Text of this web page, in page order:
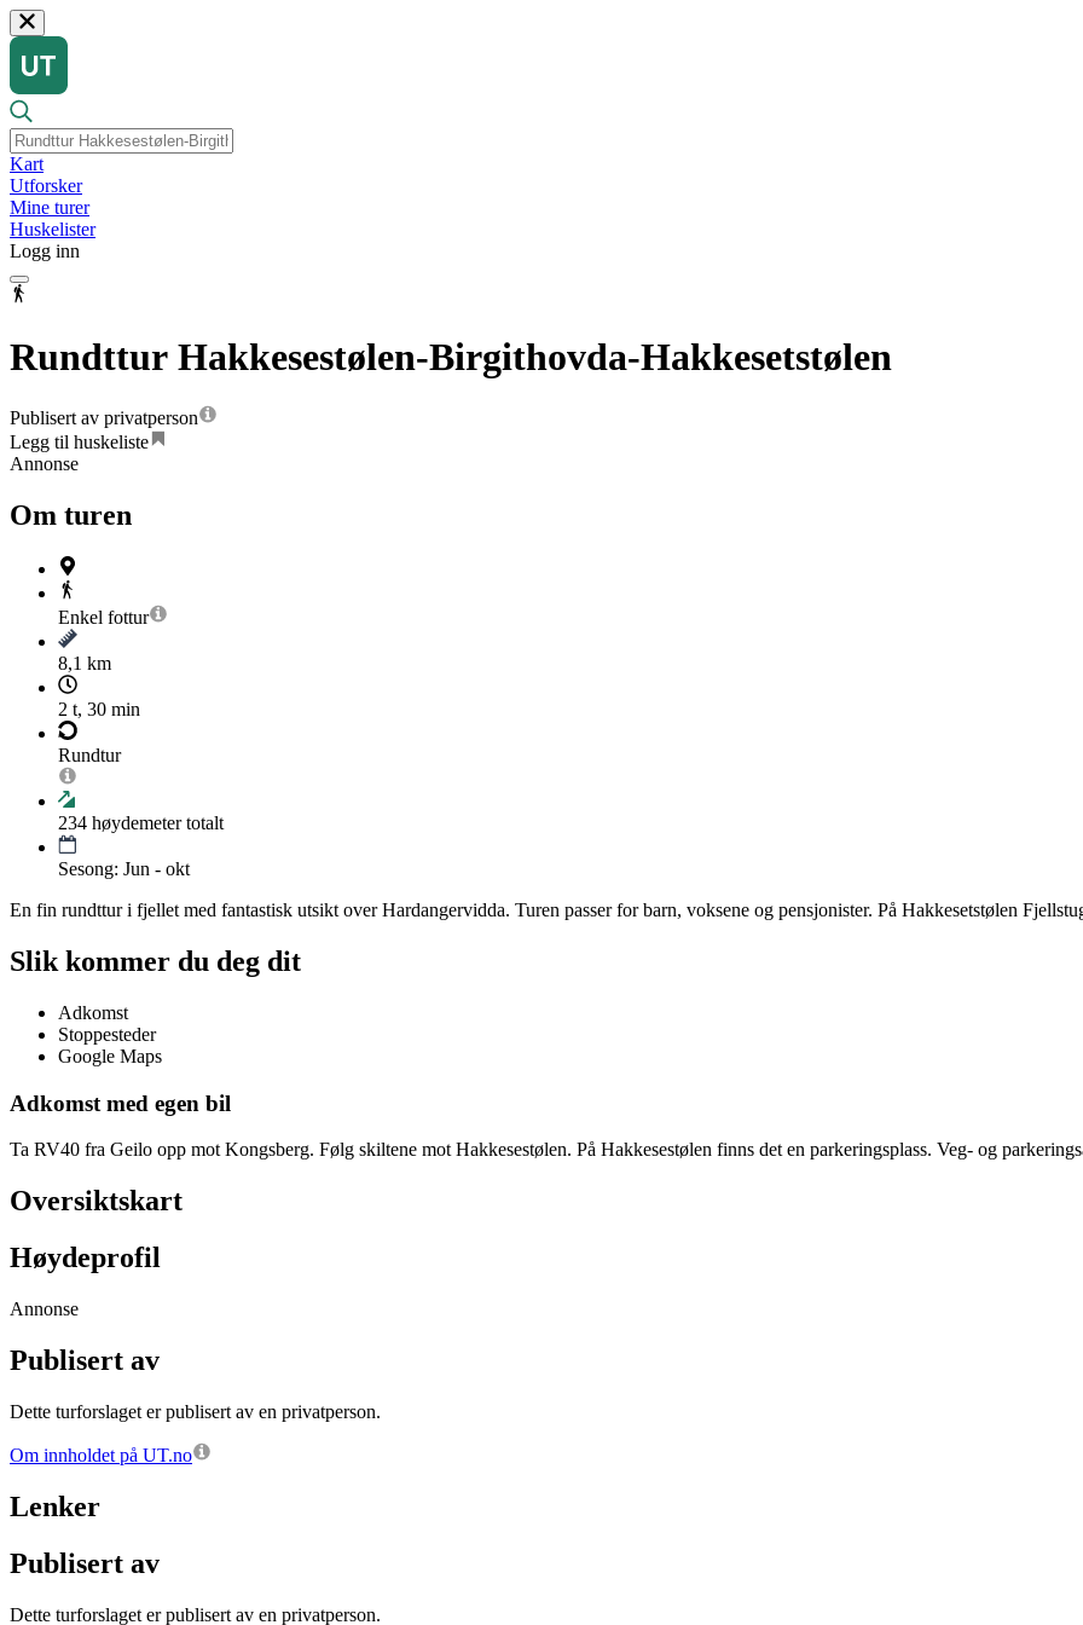
Kart
Utforsker
Mine turer
Huskelister
Logg inn
Rundttur Hakkesestølen-Birgithovda-Hakkesetstølen
Publisert av privatperson
Legg til huskeliste
Annonse
Om turen
Enkel fottur
8,1 km
2 t, 30 min
Rundtur
234 høydemeter totalt
Sesong: Jun - okt
En fin rundttur i fjellet med fantastisk utsikt over Hardangervidda. Turen passer for barn, voksene og pensjonister. På Hakkesetstølen
Slik kommer du deg dit
Adkomst
Stoppesteder
Google Maps
Adkomst med egen bil
Ta RV40 fra Geilo opp mot Kongsberg. Følg skiltene mot Hakkesestølen. På Hakkesestølen finns det en parkeringsplass. Veg- og
Oversiktskart
Høydeprofil
Annonse
Publisert av
Dette turforslaget er publisert av en privatperson.
Om innholdet på UT.no
Lenker
Publisert av
Dette turforslaget er publisert av en privatperson.